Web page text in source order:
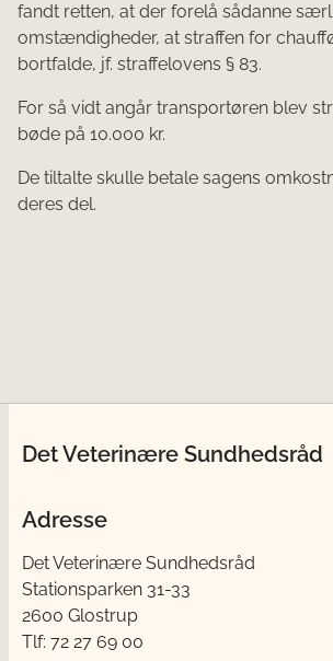
fandt retten, at der forelå sådanne
omstændigheder, at straffen for
bortfalde, jf. straffelovens § 83.
For så vidt angår transportøren blev
bøde på 10.000 kr.
De tiltalte skulle betale sagens
deres del.
Det Veterinære Sundhedsråd
Adresse
Det Veterinære Sundhedsråd
Stationsparken 31-33
2600 Glostrup
Tlf: 72 27 69 00